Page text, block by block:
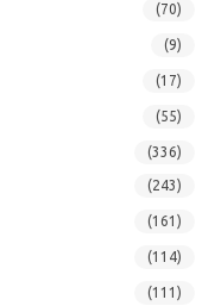
(70)
(9)
(17)
(55)
(336)
(243)
(161)
(114)
(111)